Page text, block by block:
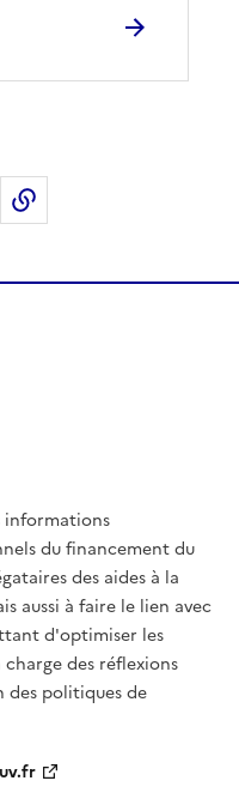
LinkedInpar email
informations
du financement du
des aides à la
aussi à faire le lien avec
d'optimiser les
des réflexions
des politiques de